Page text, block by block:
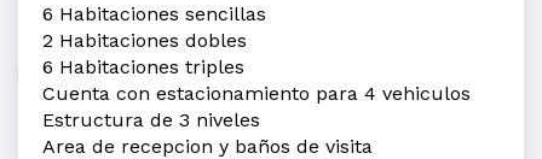
6 Habitaciones sencillas
2 Habitaciones dobles
6 Habitaciones triples
Cuenta con estacionamiento para 4 vehiculos
Estructura de 3 niveles
Area de recepcion y baños de visita